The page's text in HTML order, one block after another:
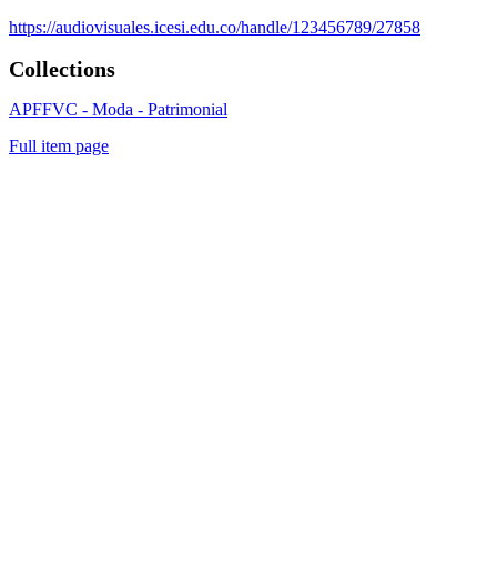
https://audiovisuales.icesi.edu.co/handle/123456789/27858
Collections
APFFVC - Moda - Patrimonial
Full item page